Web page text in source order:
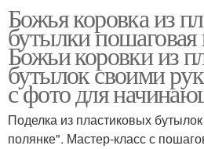
Божья коровка из
бутылки пошаговая
Божьи коровки из
бутылок своими
с фото для
Поделка из пластиковых
полянке". Мастер-класс с